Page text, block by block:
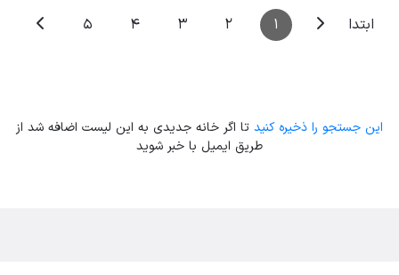
ابتدا 1
2
3
4
5
این جستجو را ذخیره کنید تا اگر خانه جدیدی به این لیست اضافه شد از
طریق ایمیل با خبر شوید